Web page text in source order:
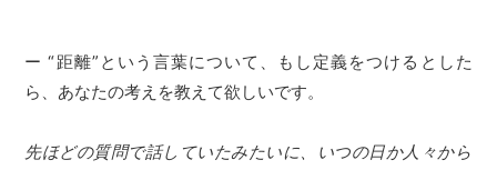
ー “距離”という言葉について、もし定義をつけるとした
ら、あなたの考えを教えて欲しいです。
先ほどの質問で話していたみたいに、いつの日か人々から